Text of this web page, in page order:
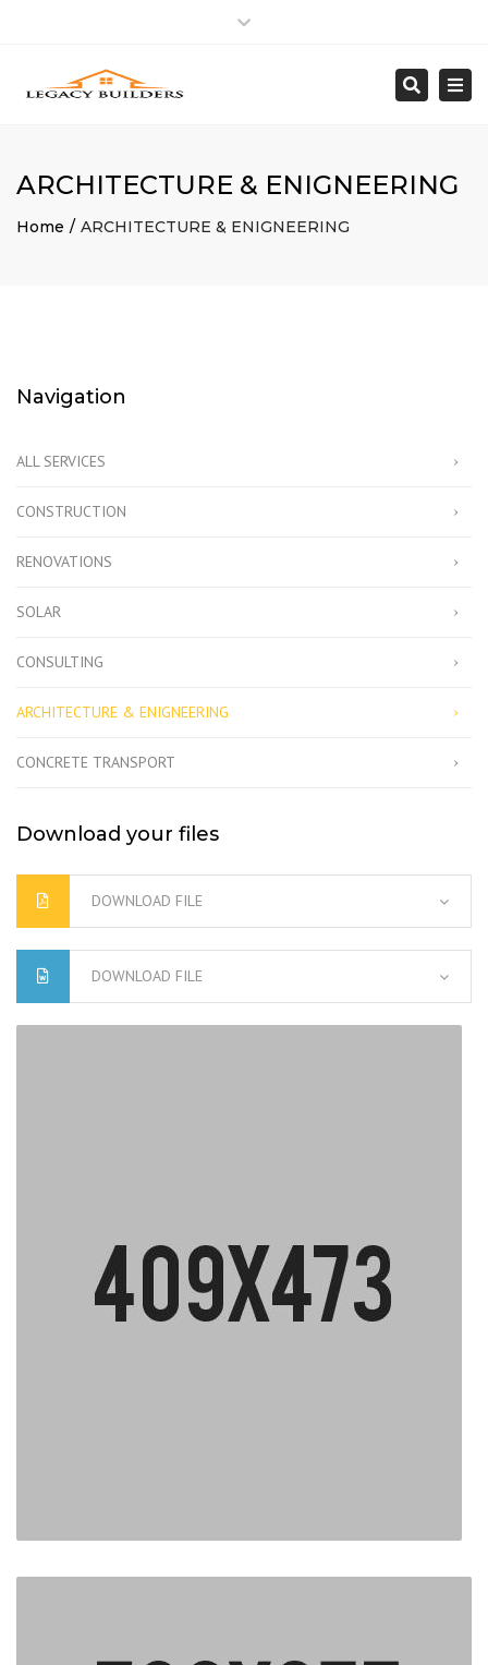
Mon – Fri: 8:00am – 5:00pm
818 992.5950
info@Legacybuilder.net
Search
ARCHITECTURE & ENIGNEERING
Home ARCHITECTURE & ENIGNEERING
Navigation
ALL SERVICES
CONSTRUCTION
RENOVATIONS
SOLAR
CONSULTING
ARCHITECTURE & ENIGNEERING
CONCRETE TRANSPORT
Download your files
DOWNLOAD FILE
DOWNLOAD FILE